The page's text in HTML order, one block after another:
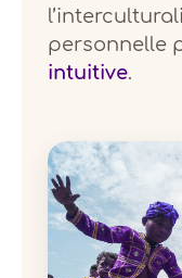
personnelle
intuitive.